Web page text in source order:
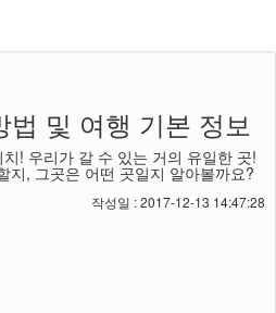
법 및 여행 기본 정보
! 우리가 갈 수 있는 거의 유일한 곳!
지, 그곳은 어떤 곳일지 알아볼까요?
작성일 : 2017-12-13 14:47:28